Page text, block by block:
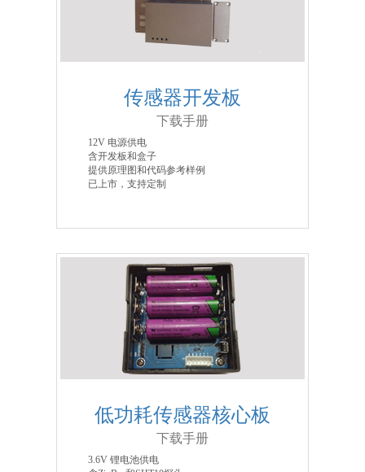
传感器开发板
下载手册
12V 电源供电
含开发板和盒子
提供原理图和代码参考样例
已上市，支持定制
低功耗传感器核心板
下载手册
3.6V 锂电池供电